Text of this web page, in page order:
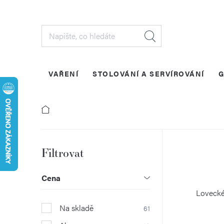
VAŘENÍ STOLOVÁNÍ A SERVÍROVÁNÍ
P
o
s
t
Cena
Na skladě 61